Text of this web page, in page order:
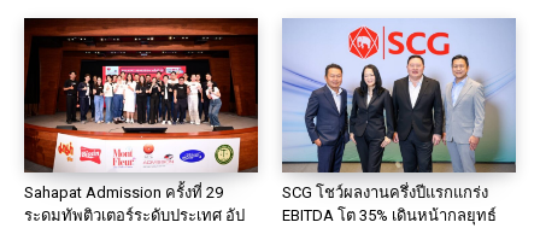
Sahapat Admission ครั้งที่ 29
ระดมทัพติวเตอร์ระดับประเทศ อัป
SCG โชว์ผลงานครึ่งปีแรกแกร่ง
EBITDA โต 35% เดินหน้ากลยุทธ์